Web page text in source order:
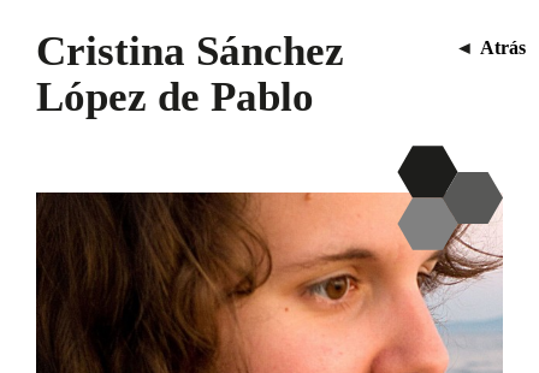
Cristina Sánchez
López de Pablo
◄ Atrás